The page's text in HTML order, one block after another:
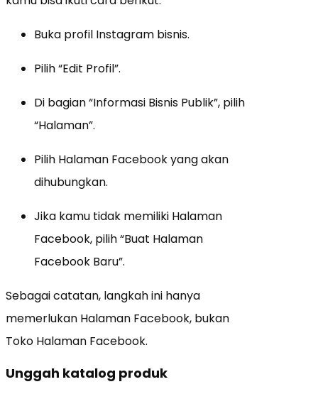
Buka profil Instagram bisnis.
Pilih “Edit Profil”.
Di bagian “Informasi Bisnis Publik”, pilih
“Halaman”.
Pilih Halaman Facebook yang akan
dihubungkan.
Jika kamu tidak memiliki Halaman
Facebook, pilih “Buat Halaman
Facebook Baru”.
Sebagai catatan, langkah ini hanya
memerlukan Halaman Facebook, bukan
Toko Halaman Facebook.
Unggah katalog produk